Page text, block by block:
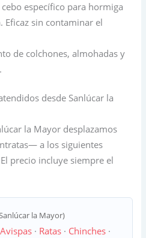
específico para hormiga
Eficaz sin contaminar el
de colchones, almohadas y
desde Sanlúcar la
la Mayor desplazamos
a los siguientes
precio incluye siempre el
la Mayor)
Avispas · Ratas · Chinches ·